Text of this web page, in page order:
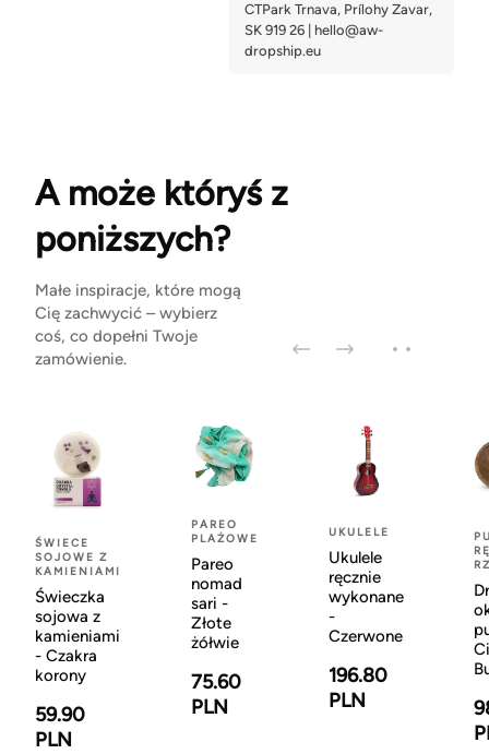
A może któryś z
poniższych?
Małe inspiracje, które mogą
Cię zachwycić – wybierz
coś, co dopełni Twoje
zamówienie.
ŚWIECE
SOJOWE Z
KAMIENIAMI
Świeczka
sojowa z
kamieniami
- Czakra
korony
59.90
PLN
PAREO
PLAŻOWE
Pareo
nomad
sari -
Złote
żółwie
75.60
PLN
UKULELE
Ukulele
ręcznie
wykonane
-
Czerwone
196.80
PLN